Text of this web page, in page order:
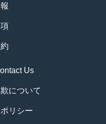
Us
について
リシー